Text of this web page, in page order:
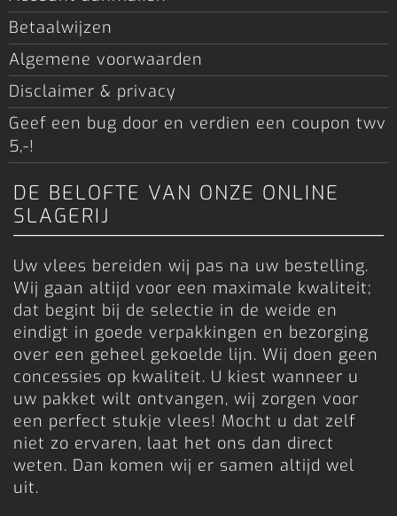
Betaalwijzen
Algemene voorwaarden
Disclaimer & privacy
Geef een bug door en verdien een coupon twv
5,-!
DE BELOFTE VAN ONZE ONLINE
SLAGERIJ
Uw vlees bereiden wij pas na uw bestelling.
Wij gaan altijd voor een maximale kwaliteit;
dat begint bij de selectie in de weide en
eindigt in goede verpakkingen en bezorging
over een geheel gekoelde lijn. Wij doen geen
concessies op kwaliteit. U kiest wanneer u
uw pakket wilt ontvangen, wij zorgen voor
een perfect stukje vlees! Mocht u dat zelf
niet zo ervaren, laat het ons dan direct
weten. Dan komen wij er samen altijd wel
uit.